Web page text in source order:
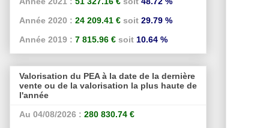
Année 2020 : 24 209.41 € soit 29.79 %
Année 2019 : 7 815.96 € soit 10.64 %
Valorisation du PEA à la date de la dernière
vente ou de la valorisation la plus haute de
l'année
Au 04/08/2026 : 280 830.74 €